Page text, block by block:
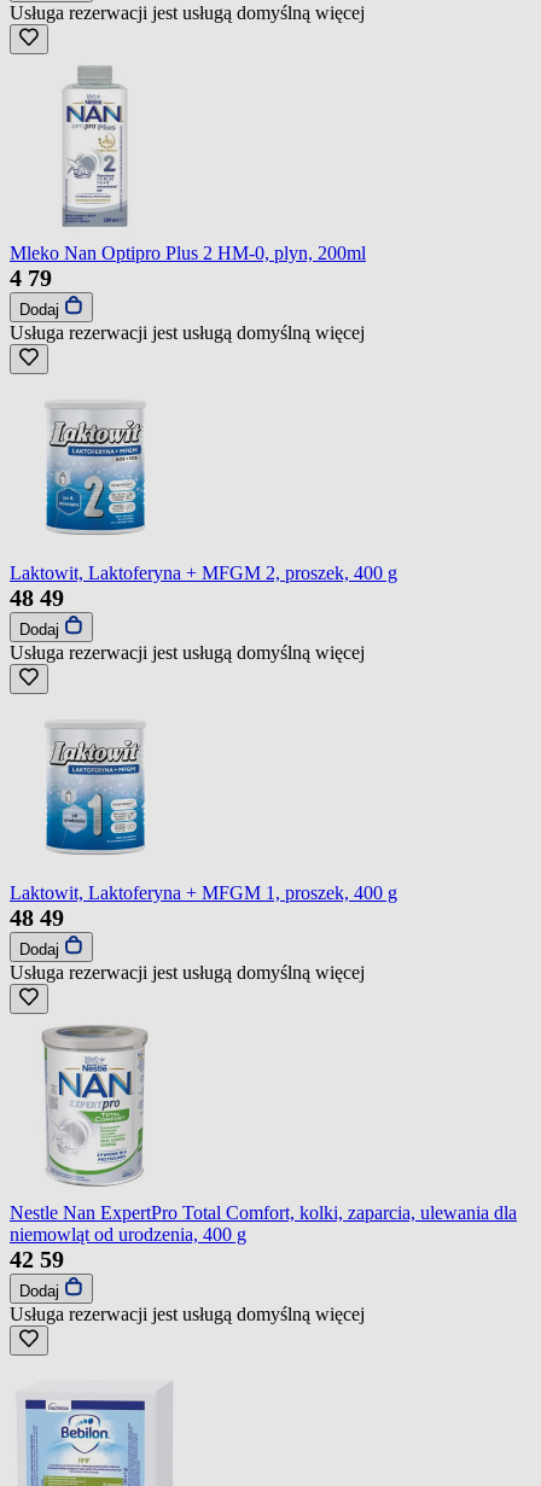
Usługa rezerwacji jest usługą domyślną więcej
Mleko Nan Optipro Plus 2 HM-0, plyn, 200ml
4 79
Dodaj
Usługa rezerwacji jest usługą domyślną więcej
Laktowit, Laktoferyna + MFGM 2, proszek, 400 g
48 49
Dodaj
Usługa rezerwacji jest usługą domyślną więcej
Laktowit, Laktoferyna + MFGM 1, proszek, 400 g
48 49
Dodaj
Usługa rezerwacji jest usługą domyślną więcej
Nestle Nan ExpertPro Total Comfort, kolki, zaparcia, ulewania dla
niemowląt od urodzenia, 400 g
42 59
Dodaj
Usługa rezerwacji jest usługą domyślną więcej